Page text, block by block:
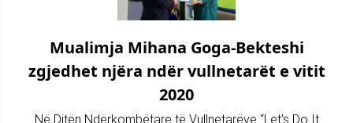
Mualimja Mihana Goga-Bekteshi
zgjedhet njëra ndër vullnetarët e vitit
2020
Në Ditën Ndërkombëtare të Vullnetarëve “Let’s Do It